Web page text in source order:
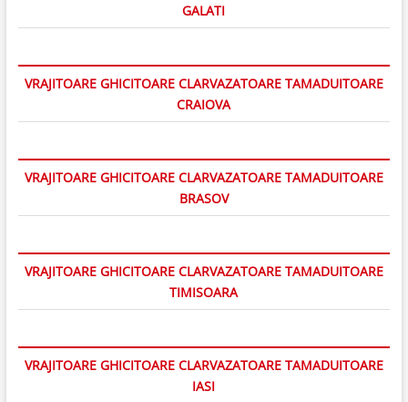
GALATI
VRAJITOARE GHICITOARE CLARVAZATOARE TAMADUITOARE
CRAIOVA
VRAJITOARE GHICITOARE CLARVAZATOARE TAMADUITOARE
BRASOV
VRAJITOARE GHICITOARE CLARVAZATOARE TAMADUITOARE
TIMISOARA
VRAJITOARE GHICITOARE CLARVAZATOARE TAMADUITOARE
IASI